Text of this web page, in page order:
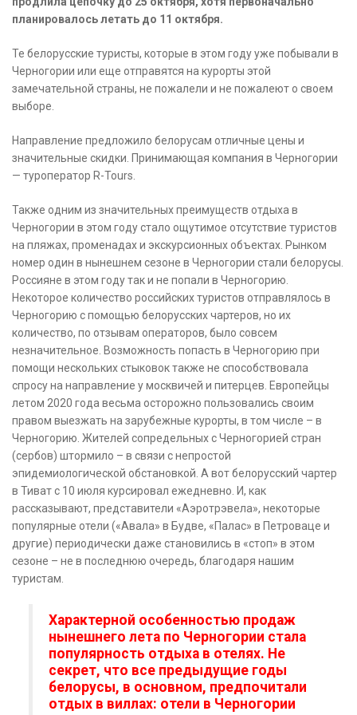
планировалось летать до 11 октября.
Те белорусские туристы, которые в этом году уже побывали в
Черногории или еще отправятся на курорты этой
замечательной страны, не пожалели и не пожалеют о своем
выборе.
Направление предложило белорусам отличные цены и
значительные скидки. Принимающая компания в Черногории
— туроператор R-Tours.
Также одним из значительных преимуществ отдыха в
Черногории в этом году стало ощутимое отсутствие туристов
на пляжах, променадах и экскурсионных объектах. Рынком
номер один в нынешнем сезоне в Черногории стали белорусы.
Россияне в этом году так и не попали в Черногорию.
Некоторое количество российских туристов отправлялось в
Черногорию с помощью белорусских чартеров, но их
количество, по отзывам операторов, было совсем
незначительное. Возможность попасть в Черногорию при
помощи нескольких стыковок также не способствовала
спросу на направление у москвичей и питерцев. Европейцы
летом 2020 года весьма осторожно пользовались своим
правом выезжать на зарубежные курорты, в том числе – в
Черногорию. Жителей сопредельных с Черногорией стран
(сербов) штормило – в связи с непростой
эпидемиологической обстановкой. А вот белорусский чартер
в Тиват с 10 июля курсировал ежедневно. И, как
рассказывают, представители «Аэротрэвела», некоторые
популярные отели («Авала» в Будве, «Палас» в Петроваце и
другие) периодически даже становились в «стоп» в этом
сезоне – не в последнюю очередь, благодаря нашим
туристам.
Характерной особенностью продаж
нынешнего лета по Черногории стала
популярность отдыха в отелях. Не
секрет, что все предыдущие годы
белорусы, в основном, предпочитали
отдых в виллах: отели в Черногории